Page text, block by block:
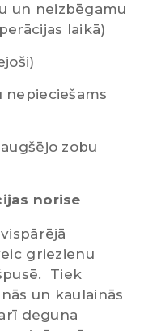
un neizbēgamu
laikā)
nepieciešams
zobu
norise
griezienu
Tiek
un kaulainās
deguna